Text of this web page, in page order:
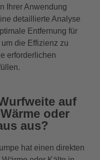
Ihrer Anwendung
detaillierte Analyse
Entfernung für
die Effizienz zu
erforderlichen
auf
oder
aus?
hat einen direkten